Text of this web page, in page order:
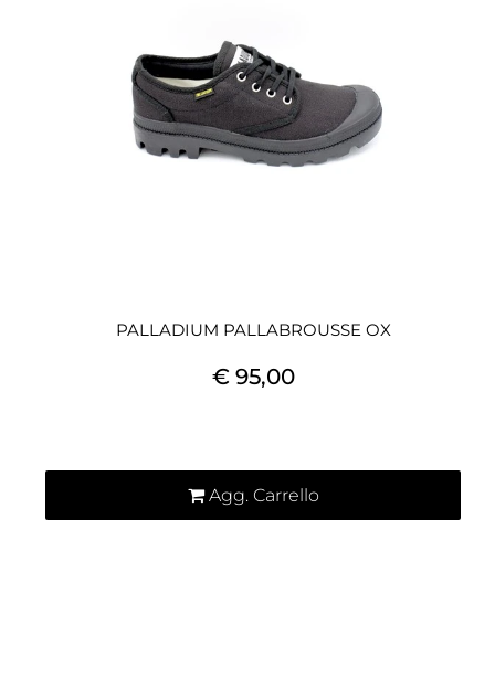
PALLADIUM PALLABROUSSE OX
€ 95,00
Agg. Carrello